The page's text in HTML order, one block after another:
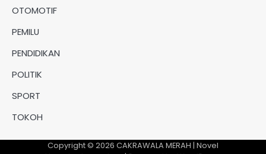
OTOMOTIF
PEMILU
PENDIDIKAN
POLITIK
SPORT
TOKOH
Copyright © 2026 CAKRAWALA MERAH | Novel